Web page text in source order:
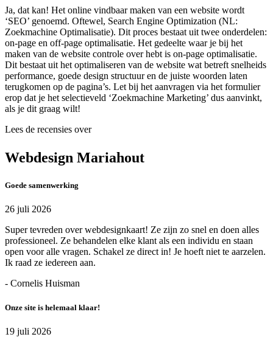
Ja, dat kan! Het online vindbaar maken van een website wordt
‘SEO’ genoemd. Oftewel, Search Engine Optimization (NL:
Zoekmachine Optimalisatie). Dit proces bestaat uit twee onderdelen:
on-page en off-page optimalisatie. Het gedeelte waar je bij het
maken van de website controle over hebt is on-page optimalisatie.
Dit bestaat uit het optimaliseren van de website wat betreft snelheids
performance, goede design structuur en de juiste woorden laten
terugkomen op de pagina’s. Let bij het aanvragen via het formulier
erop dat je het selectieveld ‘Zoekmachine Marketing’ dus aanvinkt,
als je dit graag wilt!
Lees de recensies over
Webdesign Mariahout
Goede samenwerking
26 juli 2026
Super tevreden over webdesignkaart! Ze zijn zo snel en doen alles
professioneel. Ze behandelen elke klant als een individu en staan
open voor alle vragen. Schakel ze direct in! Je hoeft niet te aarzelen.
Ik raad ze iedereen aan.
- Cornelis Huisman
Onze site is helemaal klaar!
19 juli 2026